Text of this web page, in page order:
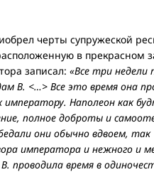
черты супружеской
в прекрасном
записал: «Все три недели
В. <…> Все это время она
императору. Наполеон как
полное доброты и
они обычно вдвоем,
императора и нежного и
проводила время в